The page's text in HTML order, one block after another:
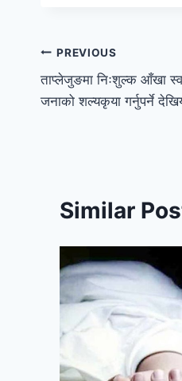
PREVIOUS
ताप्लेजुङमा निःशुल्क आँखा
जनाको शल्यकृया गर्नुपर्ने
Similar